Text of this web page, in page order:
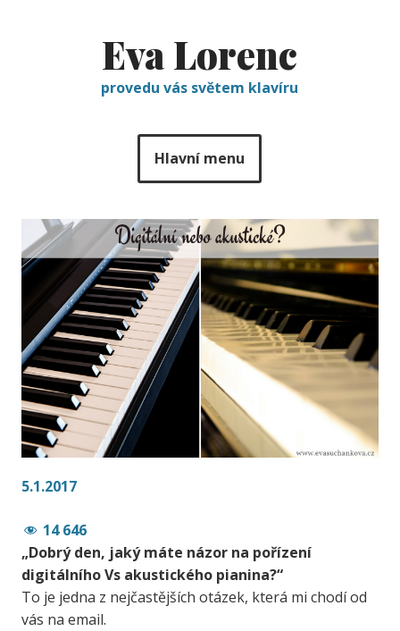
Eva Lorenc
provedu vás světem klavíru
Hlavní menu
5.1.2017
14 646
„Dobrý den, jaký máte názor na pořízení
digitálního Vs akustického pianina?“
To je jedna z nejčastějších otázek, která mi chodí od
vás na email.